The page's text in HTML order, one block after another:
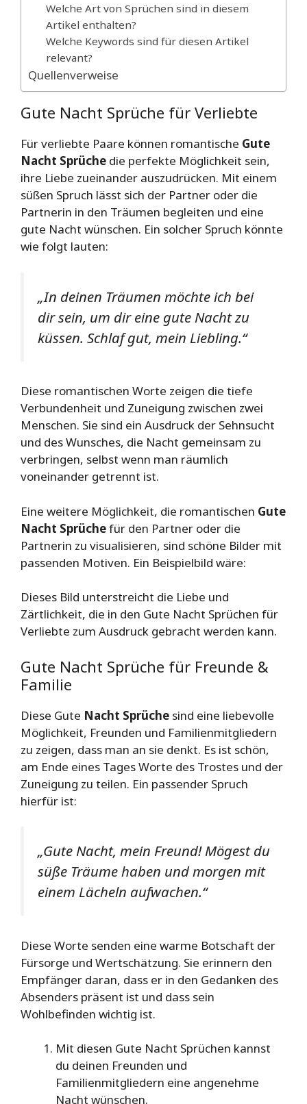
Welche Art von Sprüchen sind in diesem
Artikel enthalten?
Welche Keywords sind für diesen Artikel
relevant?
Quellenverweise
Gute Nacht Sprüche für Verliebte
Für verliebte Paare können romantische Gute
Nacht Sprüche die perfekte Möglichkeit sein,
ihre Liebe zueinander auszudrücken. Mit einem
süßen Spruch lässt sich der Partner oder die
Partnerin in den Träumen begleiten und eine
gute Nacht wünschen. Ein solcher Spruch könnte
wie folgt lauten:
„In deinen Träumen möchte ich bei
dir sein, um dir eine gute Nacht zu
küssen. Schlaf gut, mein Liebling.“
Diese romantischen Worte zeigen die tiefe
Verbundenheit und Zuneigung zwischen zwei
Menschen. Sie sind ein Ausdruck der Sehnsucht
und des Wunsches, die Nacht gemeinsam zu
verbringen, selbst wenn man räumlich
voneinander getrennt ist.
Eine weitere Möglichkeit, die romantischen Gute
Nacht Sprüchefür den Partner oder die
Partnerin zu visualisieren, sind schöne Bilder mit
passenden Motiven. Ein Beispielbild wäre:
Dieses Bild unterstreicht die Liebe und
Zärtlichkeit, die in den Gute Nacht Sprüchen für
Verliebte zum Ausdruck gebracht werden kann.
Gute Nacht Sprüche für Freunde &
Familie
Diese Gute Nacht Sprüche sind eine liebevolle
Möglichkeit, Freunden und Familienmitgliedern
zu zeigen, dass man an sie denkt. Es ist schön,
am Ende eines Tages Worte des Trostes und der
Zuneigung zu teilen. Ein passender Spruch
hierfür ist:
„Gute Nacht, mein Freund! Mögest du
süße Träume haben und morgen mit
einem Lächeln aufwachen.“
Diese Worte senden eine warme Botschaft der
Fürsorge und Wertschätzung. Sie erinnern den
Empfänger daran, dass er in den Gedanken des
Absenders präsent ist und dass sein
Wohlbefinden wichtig ist.
Mit diesen Gute Nacht Sprüchen kannst
du deinen Freunden und
Familienmitgliedern eine angenehme
Nacht wünschen.